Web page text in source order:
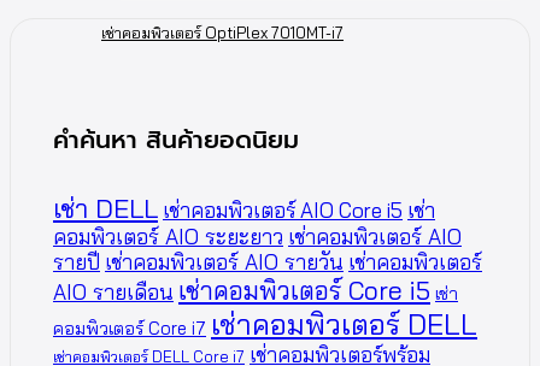
เช่าคอมพิวเตอร์ OptiPlex 7010MT-i7
คำค้นหา สินค้ายอดนิยม
เช่า DELL เช่าคอมพิวเตอร์ AIO Core i5 เช่า
คอมพิวเตอร์ AIO ระยะยาว เช่าคอมพิวเตอร์ AIO
รายปี เช่าคอมพิวเตอร์ AIO รายวัน เช่าคอมพิวเตอร์
AIO รายเดือน เช่าคอมพิวเตอร์ Core i5 เช่า
คอมพิวเตอร์ Core i7 เช่าคอมพิวเตอร์ DELL
เช่าคอมพิวเตอร์ DELL Core i7 เช่าคอมพิวเตอร์พร้อม